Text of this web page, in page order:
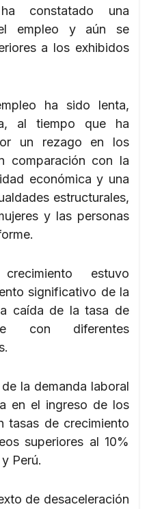
constatado una
empleo y aún se
a los exhibidos
ha sido lenta,
al tiempo que ha
un rezago en los
comparación con la
económica y una
estructurales,
y las personas
estuvo
significativo de la
caída de la tasa de
con diferentes
la demanda laboral
en el ingreso de los
tasas de crecimiento
superiores al 10%
Perú.
de desaceleración